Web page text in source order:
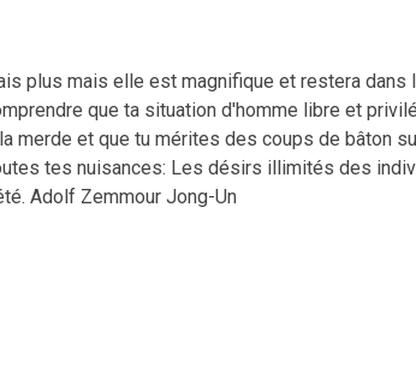
plus mais elle est magnifique et restera dans
que ta situation d'homme libre et
merde et que tu mérites des coups de bâton
tes nuisances: Les désirs illimités des
Adolf Zemmour Jong-Un